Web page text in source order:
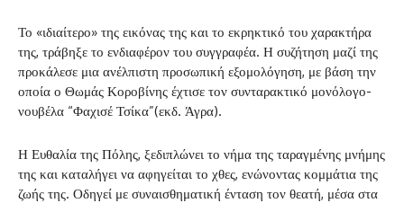
Το «ιδιαίτερο» της εικόνας της και το εκρηκτικό του χαρακτήρα
της, τράβηξε το ενδιαφέρον του συγγραφέα. Η συζήτηση μαζί της
προκάλεσε μια ανέλπιστη προσωπική εξομολόγηση, με βάση την
οποία ο Θωμάς Κοροβίνης έχτισε τον συνταρακτικό μονόλογο-
νουβέλα “Φαχισέ Τσίκα”(εκδ. Άγρα).
Η Ευθαλία της Πόλης, ξεδιπλώνει το νήμα της ταραγμένης μνήμης
της και καταλήγει να αφηγείται το χθες, ενώνοντας κομμάτια της
ζωής της. Οδηγεί με συναισθηματική ένταση τον θεατή, μέσα στα